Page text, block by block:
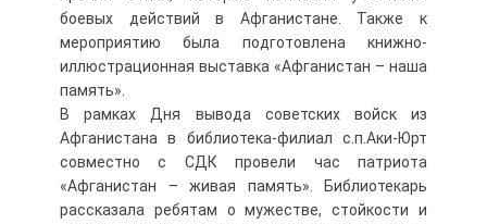
боевых действий в Афганистане. Также к
мероприятию была подготовлена книжно-
иллюстрационная выставка «Афганистан – наша
память».
В рамках Дня вывода советских войск из
Афганистана в библиотека-филиал с.п.Аки-Юрт
совместно с СДК провели час патриота
«Афганистан – живая память». Библиотекарь
рассказала ребятам о мужестве, стойкости и